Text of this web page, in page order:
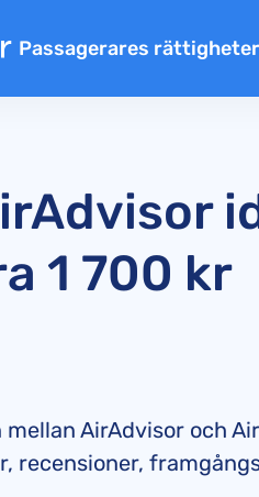
Passagerares rättigheter
Ersättning försenat flyg
Nekad ombordstigning
Flygbolagsersättning
Flygbolag reklamationer
1 700 kr
AirAdvisor och
recensioner,